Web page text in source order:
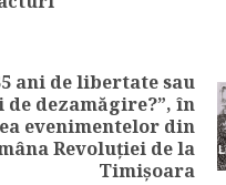
ani de libertate sau
de dezamăgire?”, în
evenimentelor din
Revoluției de la
Timișoara